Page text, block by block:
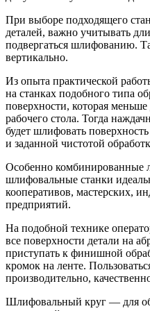
При выборе подходящего
деталей, важно учитывать
подвергаться шлифованию.
вертикально.
Из опыта практической
на станках подобного типа
поверхности, которая
рабочего стола. Тогда
будет шлифовать
и заданной чистотой
Особенно комбинированные
шлифовальные станки
кооперативов, мастерских,
предприятий.
На подобной технике
все поверхности детали на
приступать к финишной
кромок на ленте.
производительно,
Шлифовальный круг — для